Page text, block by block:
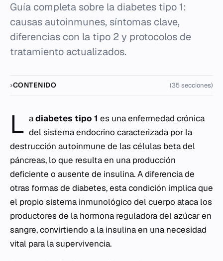
Guía completa sobre la diabetes tipo 1:
causas autoinmunes, síntomas clave,
diferencias con la tipo 2 y protocolos de
tratamiento actualizados.
CONTENIDO (35 secciones)
L adiabetes tipo 1 es una enfermedad crónica
del sistema endocrino caracterizada por la
destrucción autoinmune de las células beta del
páncreas, lo que resulta en una producción
deficiente o ausente de insulina. A diferencia de
otras formas de diabetes, esta condición implica que
el propio sistema inmunológico del cuerpo ataca los
productores de la hormona reguladora del azúcar en
sangre, convirtiendo a la insulina en una necesidad
vital para la supervivencia.